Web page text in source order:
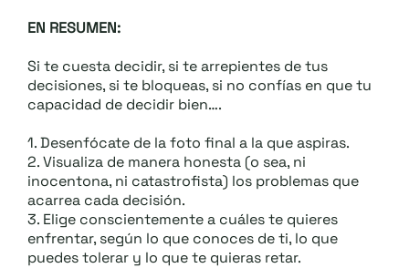
EN RESUMEN:
Si te cuesta decidir, si te arrepientes de tus
decisiones, si te bloqueas, si no confías en que tu
capacidad de decidir bien….
1. Desenfócate de la foto final a la que aspiras.
2. Visualiza de manera honesta (o sea, ni
inocentona, ni catastrofista) los problemas que
acarrea cada decisión.
3. Elige conscientemente a cuáles te quieres
enfrentar, según lo que conoces de ti, lo que
puedes tolerar y lo que te quieras retar.